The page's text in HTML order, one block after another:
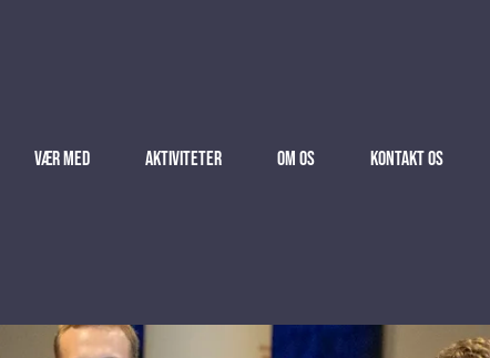
Vær med Aktiviteter Om Os Kontakt Os